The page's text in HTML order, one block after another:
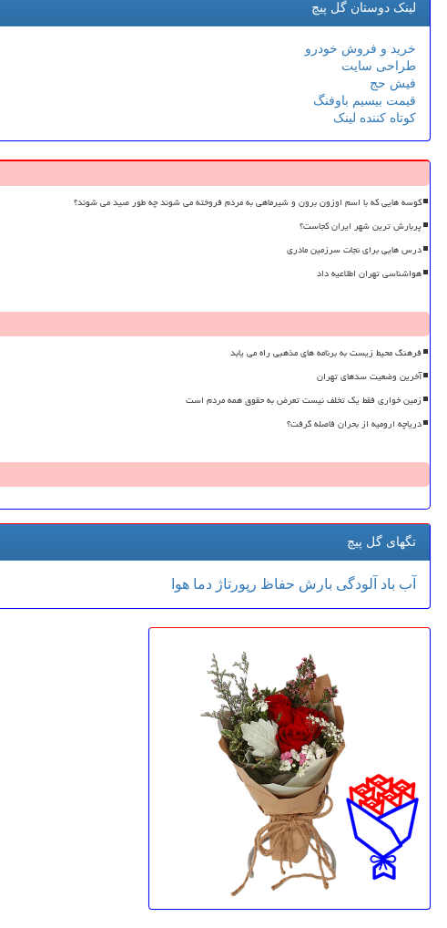
لینک دوستان گل پیچ
خرید و فروش خودرو
طراحی سایت
فیش حج
قیمت بیسیم باوفنگ
کوتاه کننده لینک
کوسه هایی که با اسم اوزون برون و شیرماهی به مردم فروخته می شوند چه طور صید می شوند؟
پربارش ترین شهر ایران کجاست؟
درس هایی برای نجات سرزمین مادری
هواشناسی تهران اطلاعیه داد
فرهنگ محیط زیست به برنامه های مذهبی راه می یابد
آخرین وضعیت سدهای تهران
زمین خواری فقط یک تخلف نیست تعرض به حقوق همه مردم است
دریاچه ارومیه از بحران فاصله گرفت؟
تگهای گل پیچ
آب باد آلودگی بارش حفاظ رپورتاژ دما هوا